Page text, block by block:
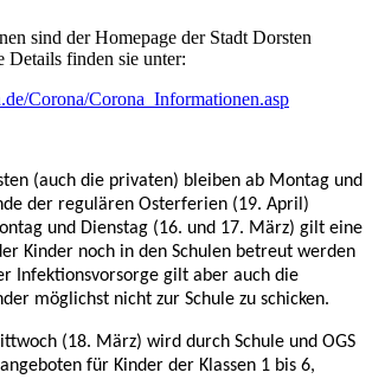
sind der Homepage der Stadt Dorsten
Details finden sie unter:
Corona/Corona_Informationen.asp
(auch die privaten) bleiben ab Montag und
der regulären Osterferien (19. April)
und Dienstag (16. und 17. März) gilt eine
Kinder noch in den Schulen betreut werden
Infektionsvorsorge gilt aber auch die
möglichst nicht zur Schule zu schicken.
(18. März) wird durch Schule und OGS
für Kinder der Klassen 1 bis 6,